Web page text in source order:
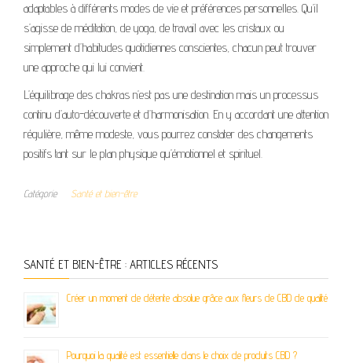
adaptables à différents modes de vie et préférences personnelles. Qu’il
s’agisse de méditation, de yoga, de travail avec les cristaux ou
simplement d’habitudes quotidiennes conscientes, chacun peut trouver
une approche qui lui convient.
L’équilibrage des chakras n’est pas une destination mais un processus
continu d’auto-découverte et d’harmonisation. En y accordant une attention
régulière, même modeste, vous pourrez constater des changements
positifs tant sur le plan physique qu’émotionnel et spirituel.
Catégorie Santé et bien-être
SANTÉ ET BIEN-ÊTRE : ARTICLES RÉCENTS
Créer un moment de détente absolue grâce aux fleurs de CBD de qualité
Pourquoi la qualité est essentielle dans le choix de produits CBD ?